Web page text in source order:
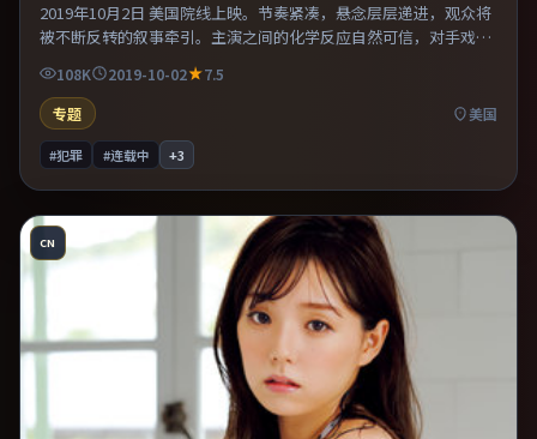
2019年10月2日 美国院线上映。节奏紧凑，悬念层层递进，观众将
被不断反转的叙事牵引。主演之间的化学反应自然可信，对手戏张
力贯穿全片。推荐给偏爱群像戏与命运母题的影迷。
108K 2019-10-02
7.5
专题
美国
#犯罪 #连载中 +3
CN